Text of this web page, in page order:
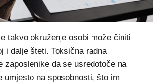
takvo okruženje osobi može činiti
i dalje šteti. Toksična radna
zaposlenike da se usredotoče na
umjesto na sposobnosti, što im